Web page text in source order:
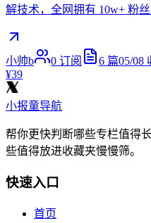
解技术，全网拥有 10w+ 粉丝
小帅b 0 订阅 6 篇05/08
¥39
小报童导航
帮你更快判断哪些专栏值得
些值得放进收藏夹慢慢筛。
快速入口
首页